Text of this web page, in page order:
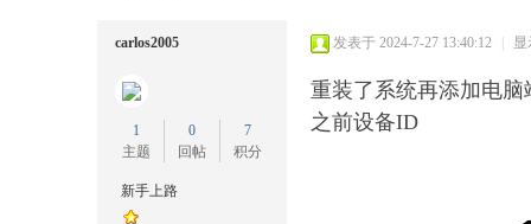
carlos2005
1
主题
0
回帖
7
积分
新手上路
发表于 2024-7-27 13:40:12 显
重装了系统再添加电
之前设备ID